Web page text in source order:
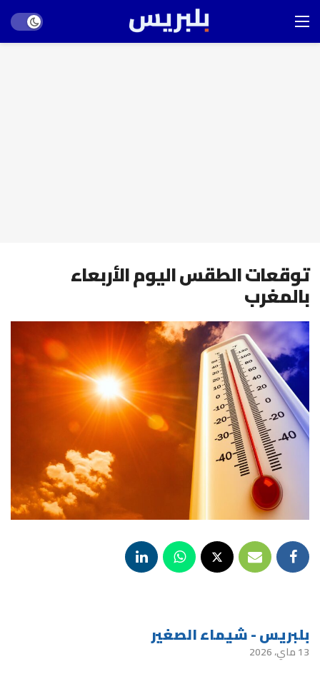
mode
توقعات الطقس اليوم الأربعاء
بالمغرب
بلبريس - شيماء الصغير
13 ماي، 2026